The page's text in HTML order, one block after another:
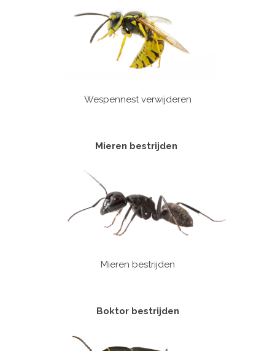
Wespennest verwijderen
Mieren bestrijden
Mieren bestrijden
Boktor bestrijden